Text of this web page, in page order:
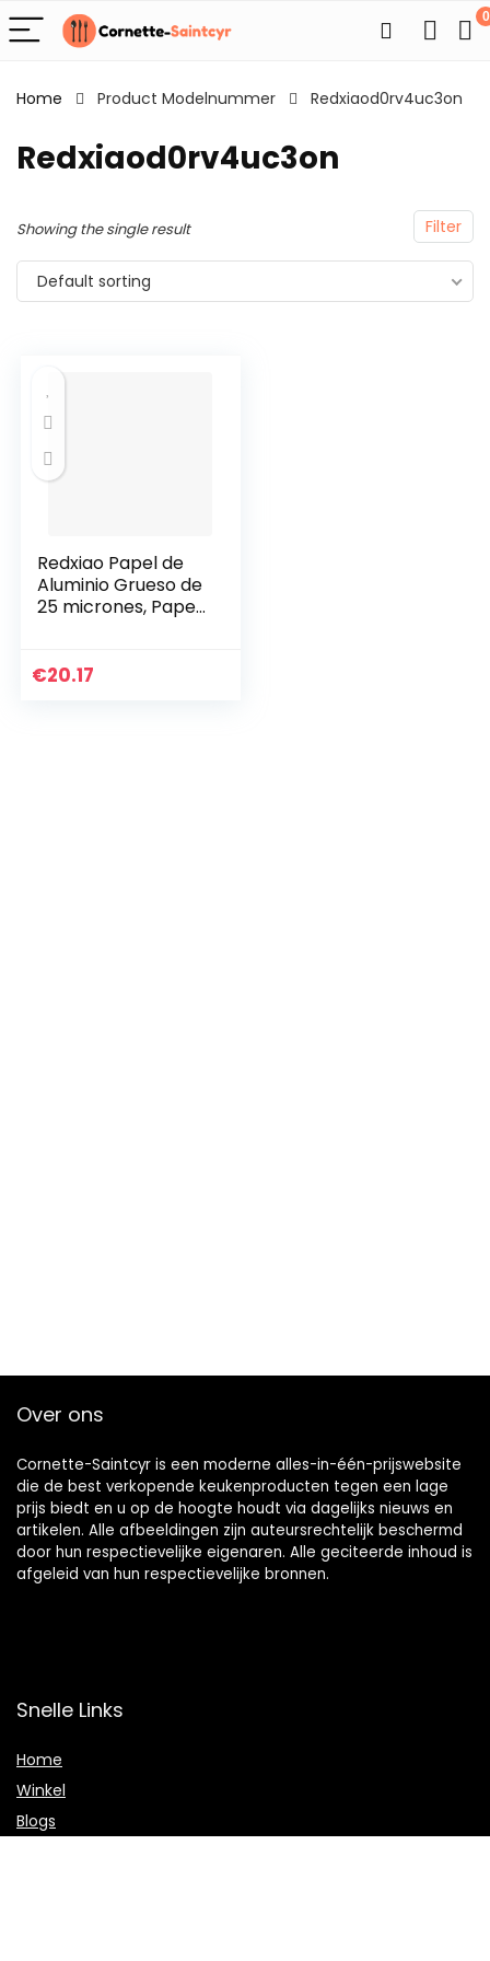
0
Home Product Modelnummer Redxiaod0rv4uc3on
Redxiaod0rv4uc3on
Filter
Showing the single result
Default sorting
Redxiao Papel de
Aluminio Grueso de
25 micrones, Papel
Hornear sin toxinas,
€20.17
Over ons
Cornette-Saintcyr is een moderne alles-in-één-prijswebsite
die de best verkopende keukenproducten tegen een lage
prijs biedt en u op de hoogte houdt via dagelijks nieuws en
artikelen. Alle afbeeldingen zijn auteursrechtelijk beschermd
door hun respectievelijke eigenaren. Alle geciteerde inhoud is
afgeleid van hun respectievelijke bronnen.
Snelle Links
Home
Winkel
Blogs